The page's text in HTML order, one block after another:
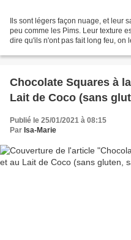
Ils sont légers façon nuage, et leur
peu comme les Pims. Leur texture
dire qu'ils n'ont pas fait long feu, on
Chocolate Squares à
Lait de Coco (sans
Publié le 25/01/2021 à 08:15
Par Isa-Marie